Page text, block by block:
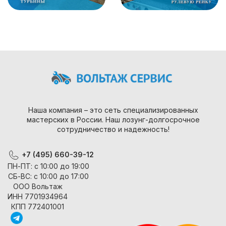
Наша компания – это сеть специализированных
мастерских в России. Наш лозунг-долгосрочное
сотрудничество и надежность!
+7 (495) 660-39-12
ПН-ПТ: с 10:00 до 19:00
СБ-ВС: с 10:00 до 17:00
ООО Вольтаж
ИНН 7701934964
КПП 772401001